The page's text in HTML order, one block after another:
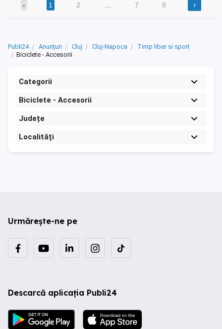
‹ 1 2 7 8 ›
Publi24 Anunțuri Cluj Cluj-Napoca
Timp liber si sport
Biciclete - Accesorii
Categorii
Biciclete - Accesorii
Județe
Localități
Urmărește-ne pe
Descarcă aplicația Publi24